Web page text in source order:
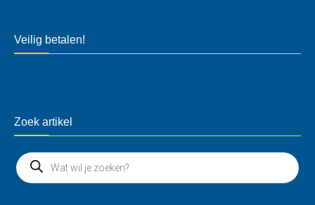
Veilig betalen!
Zoek artikel